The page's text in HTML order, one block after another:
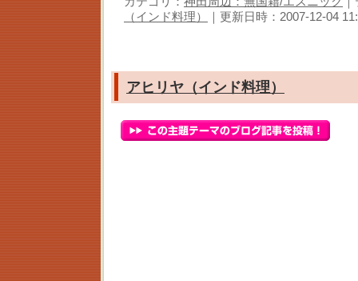
（インド料理）
｜更新日時：2007-12-04
アヒリヤ（インド料理）